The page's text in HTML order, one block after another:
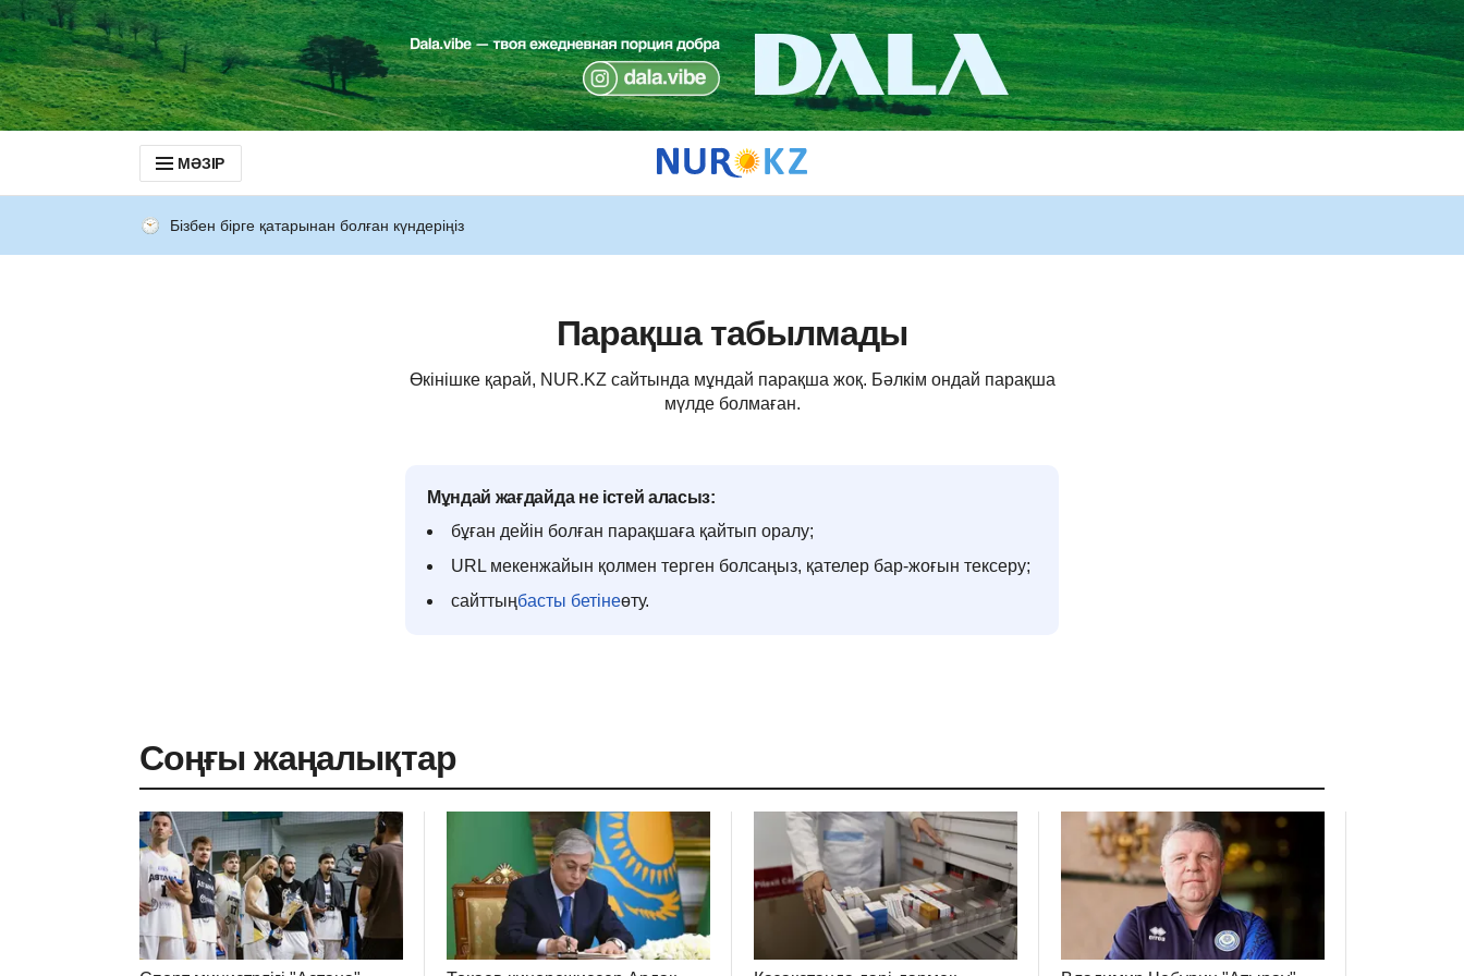
МӘЗІР
Бізбен бірге қатарынан болған күндеріңіз
Парақша табылмады
Өкінішке қарай, NUR.KZ сайтында мұндай парақша жоқ. Бәлкім ондай парақша
мүлде болмаған.
Мұндай жағдайда не істей аласыз:
бұған дейін болған парақшаға қайтып оралу;
URL мекенжайын қолмен терген болсаңыз, қателер бар-жоғын тексеру;
сайттыңбасты бетінеөту.
Соңғы жаңалықтар